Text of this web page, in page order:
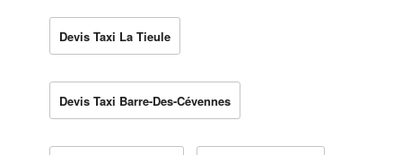
Devis Taxi La Tieule
Devis Taxi Barre-Des-Cévennes